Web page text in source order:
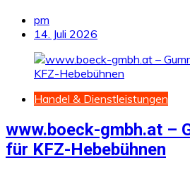
pm
14. Juli 2026
Handel & Dienstleistungen
www.boeck-gmbh.at –
für KFZ-Hebebühnen